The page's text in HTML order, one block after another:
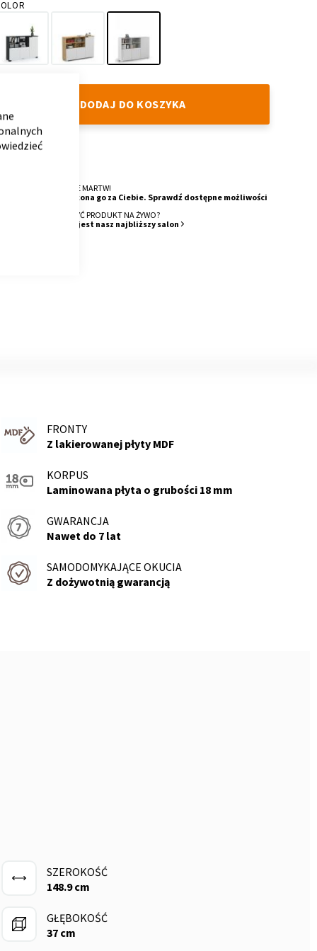
COOKIE
DODAJ DO KOSZYKA
O MONTAŻ SIĘ NIE MARTW!
Nasza ekipa wykona go za Ciebie. Sprawdź dostępne możliwości
CHCESZ ZOBACZYĆ PRODUKT NA ŻYWO?
Sprawdź, gdzie jest nasz najbliższy salon
FRONTY
Z lakierowanej płyty MDF
KORPUS
Laminowana płyta o grubości 18 mm
GWARANCJA
Nawet do 7 lat
SAMODOMYKAJĄCE OKUCIA
Z dożywotnią gwarancją
SZEROKOŚĆ
148.9 cm
GŁĘBOKOŚĆ
37 cm